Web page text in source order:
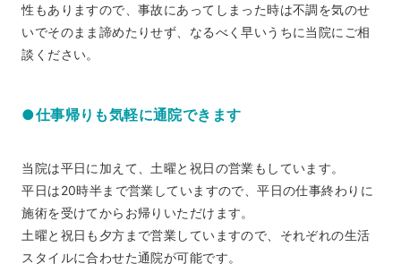
性もありますので、事故にあってしまった時は不調を気のせ
いでそのまま諦めたりせず、なるべく早いうちに当院にご相
談ください。
●仕事帰りも気軽に通院できます
当院は平日に加えて、土曜と祝日の営業もしています。
平日は20時半まで営業していますので、平日の仕事終わりに
施術を受けてからお帰りいただけます。
土曜と祝日も夕方まで営業していますので、それぞれの生活
スタイルに合わせた通院が可能です。